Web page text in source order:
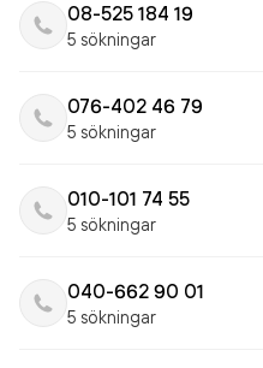
08-525 184 19
5 sökningar
076-402 46 79
5 sökningar
010-101 74 55
5 sökningar
040-662 90 01
5 sökningar